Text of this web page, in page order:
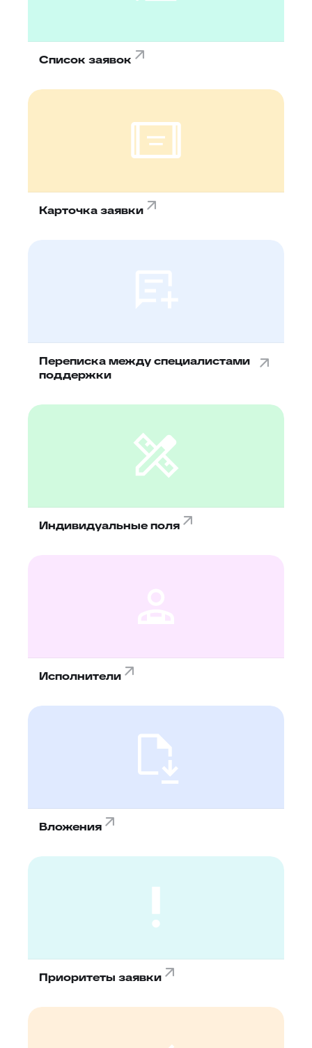
Список заявок
Карточка заявки
Переписка между специалистами
поддержки
Индивидуальные поля
Исполнители
Вложения
Приоритеты заявки